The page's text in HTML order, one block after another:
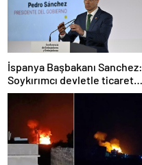
İspanya Başbakanı Sanchez:
Soykırımcı devletle ticaret
yapmayız